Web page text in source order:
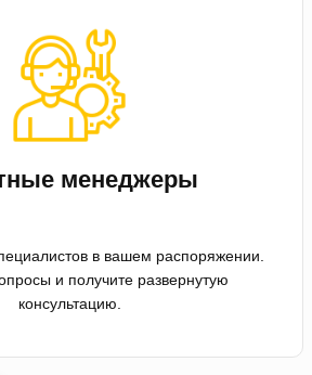
менеджеры
в вашем распоряжении.
и получите развернутую
консультацию.